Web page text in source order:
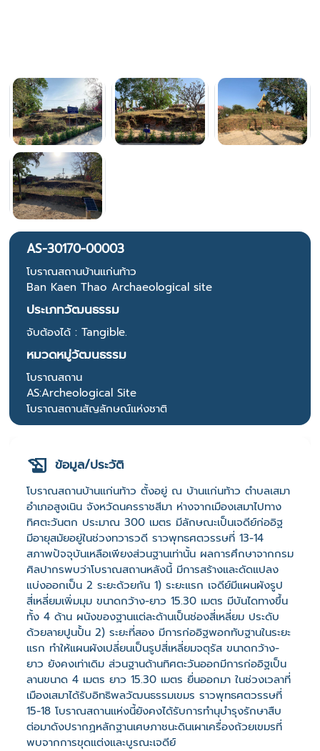
AS-30170-00003
โบราณสถานบ้านแก่นท้าว
Ban Kaen Thao Archaeological site
ประเภทวัฒนธรรม
จับต้องได้ : Tangible.
หมวดหมู่วัฒนธรรม
โบราณสถาน
AS:Archeological Site
โบราณสถานสัญลักษณ์แห่งชาติ
ข้อมูล/ประวัติ
โบราณสถานบ้านแก่นท้าว ตั้งอยู่ ณ บ้านแก่นท้าว ตำบลเสมา
อำเภอสูงเนิน จังหวัดนครราชสีมา ห่างจากเมืองเสมาไปทาง
ทิศตะวันตก ประมาณ 300 เมตร มีลักษณะเป็นเจดีย์ก่ออิฐ
มีอายุสมัยอยู่ในช่วงทวารวดี ราวพุทธศตวรรษที่ 13-14
สภาพปัจจุบันเหลือเพียงส่วนฐานเท่านั้น ผลการศึกษาจากกรม
ศิลปากรพบว่าโบราณสถานหลังนี้ มีการสร้างและดัดแปลง
แบ่งออกเป็น 2 ระยะด้วยกัน 1) ระยะแรก เจดีย์มีแผนผังรูป
สี่เหลี่ยมเพิ่มมุม ขนาดกว้าง-ยาว 15.30 เมตร มีบันไดทางขึ้น
ทั้ง 4 ด้าน ผนังของฐานแต่ละด้านเป็นช่องสี่เหลี่ยม ประดับ
ด้วยลายปูนปั้น 2) ระยะที่สอง มีการก่ออิฐพอกทับฐานในระยะ
แรก ทำให้แผนผังเปลี่ยนเป็นรูปสี่เหลี่ยมจตุรัส ขนาดกว้าง-
ยาว ยังคงเท่าเดิม ส่วนฐานด้านทิศตะวันออกมีการก่ออิฐเป็น
ลานขนาด 4 เมตร ยาว 15.30 เมตร ยื่นออกมา ในช่วงเวลาที่
เมืองเสมาได้รับอิทธิพลวัฒนธรรมเขมร ราวพุทธศตวรรษที่
15-18 โบราณสถานแห่งนี้ยังคงได้รับการทำนุบำรุงรักษาสืบ
ต่อมาดังปรากฏหลักฐานเศษภาชนะดินเผาเครื่องถ้วยเขมรที่
พบจากการขุดแต่งและบูรณะเจดีย์